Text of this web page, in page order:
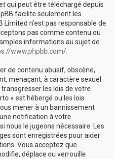
qui peut être téléchargé depuis
facilite seulement les
Limited n’est pas responsable de
pas comme contenu ou
informations au sujet de
www.phpbb.com/.
de contenu abusif, obscène,
menaçant, à caractère sexuel
les lois de votre
» est hébergé ou les lois
mener à un bannissement
notification à votre
nous le jugeons nécessaire. Les
sont enregistrées pour aider
Vous acceptez que
déplace ou verrouille